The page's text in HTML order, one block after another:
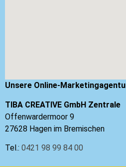
Unsere Online-
TIBA CREATIVE GmbH Zentrale
Offenwardermoor 9
27628 Hagen im Bremischen
Tel.: 0421 98 99 84 00